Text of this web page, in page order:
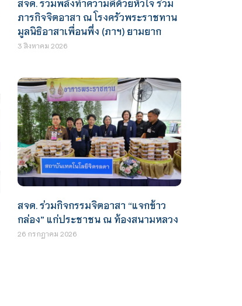
ภารกิจจิตอาสา ณ โรงครัวพระราชทาน
มูลนิธิอาสาเพื่อนพึ่ง (ภาฯ) ยามยาก
3 สิงหาคม 2026
สจด. ร่วมกิจกรรมจิตอาสา “แจกข้าว
กล่อง” แก่ประชาชน ณ ท้องสนามหลวง
26 กรกฎาคม 2026